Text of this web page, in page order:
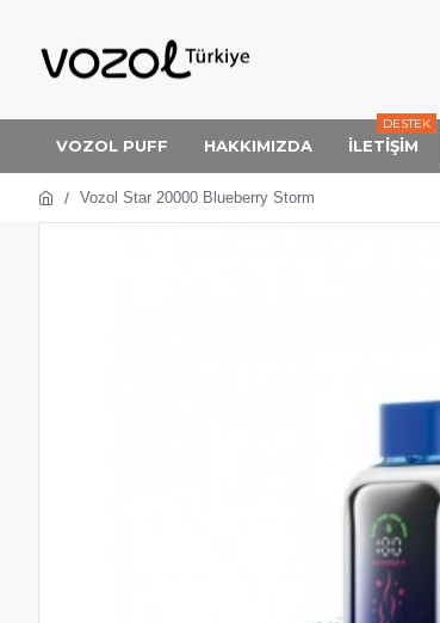
VOZOL PUFF HAKKIMIZDA İLETİŞİM
DESTEK
Vozol Star 20000 Blueberry Storm